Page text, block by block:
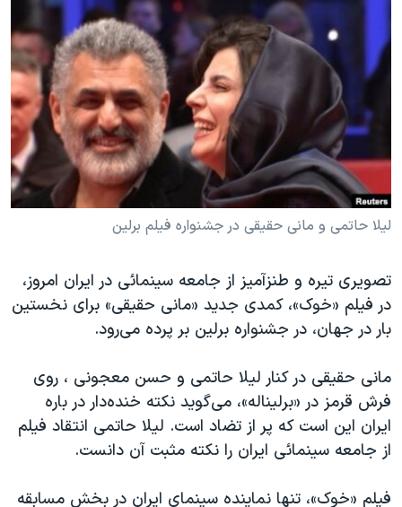
حقوق شهروندی
اقتصادی
علم و فناوری
اسرائیل در جنگ
گالری عکس
آرشیو پخش زنده
انتخابات ریاست جمهوری آمریکا ۲۰۲۴
حمله جمهوری اسلامی به اسرائیل
رمز مهسا
ورزش زنان در ایران
اعتراضات زن، زندگی، آزادی
مجموعه مستندهای دادخواهی
دادگاه حمید نوری
چهل سال گروگان‌گیری
قانون شفافیت دارائی کادر رهبری ایران
اعتراضات مردمی آبان ۹۸
اسرائیل در جنگ
نرگس محمدی برنده جایزه نوبل صلح
صفحه‌های ویژه
زبانهای مختلف
لیلا حاتمی و مانی حقیقی در جشنواره فیلم برلین
تصویری تیره و طنز‌آمیز از جامعه سینمائی در ایران امروز،
در فیلم «خوک»، کمدی جدید «مانی حقیقی» برای نخستین
بار در جهان، در جشنواره برلین بر پرده می‌رود.
مانی حقیقی در کنار لیلا حاتمی و حسن معجونی ، روی
فرش قرمز در «برلیناله»، می‌گوید نکته خنده‌دار در باره
ایران این است که پر از تضاد است. لیلا حاتمی انتقاد فیلم
از جامعه سینمائی ایران را نکته مثبت آن دانست.
فیلم «خوک»، تنها نماینده سینمای ایران در بخش مسابقه